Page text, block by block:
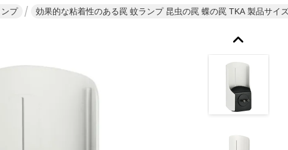
プ 効果的な粘着性のある罠 蚊ランプ 昆虫の罠 蝶の罠 TKA 製品サイ